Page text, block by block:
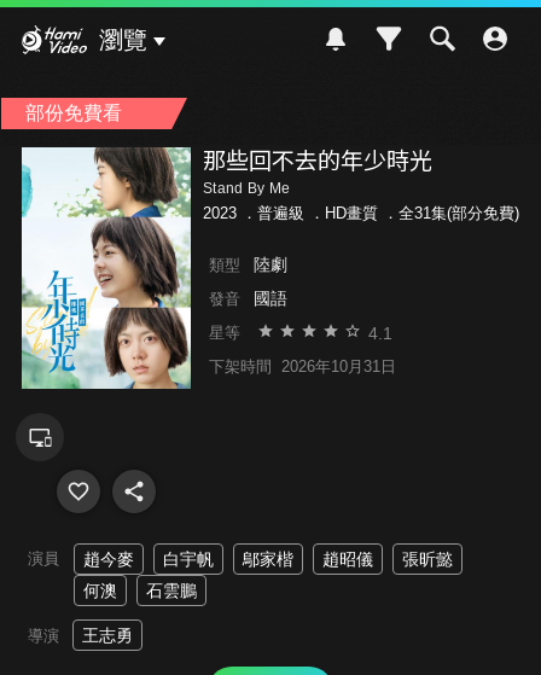
瀏覽
部份免費看
那些回不去的年少時光
Stand By Me
2023 ． 普遍級 ．HD畫質 ．全31集(部分免費)
類型 陸劇
發音 國語
星等 4.1
下架時間 2026年10月31日
演員 趙今麥 白宇帆 鄔家楷 趙昭儀
張昕懿
何澳
石雲鵬
導演 王志勇